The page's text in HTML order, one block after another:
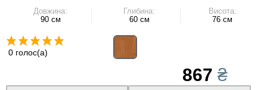
Довжина:
90 см
Глибина:
60 см
Висота:
76 см
0 голос(а)
867 ₴